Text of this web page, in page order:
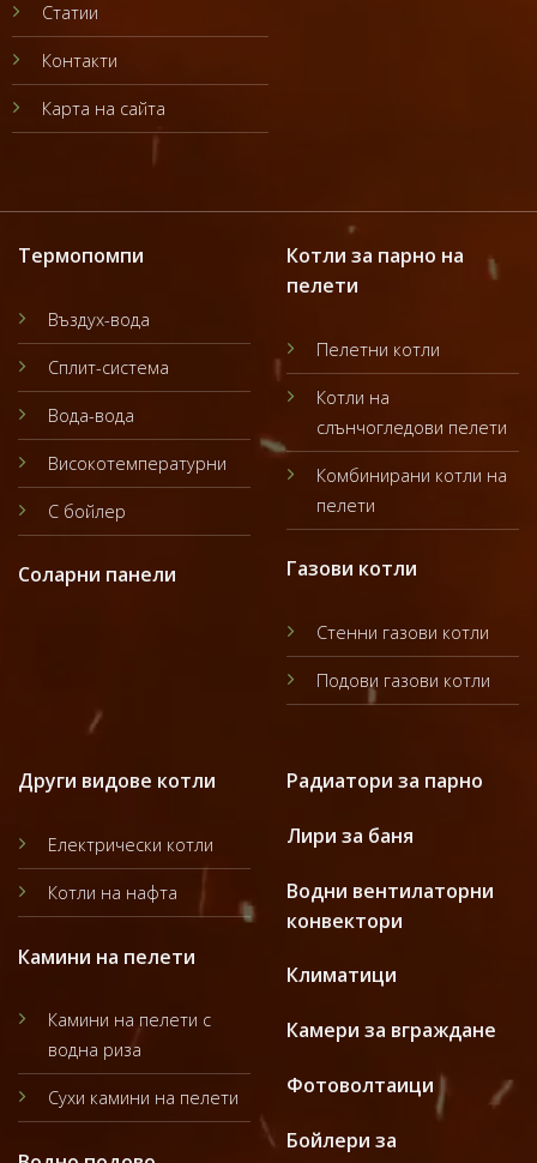
Статии
Контакти
Карта на сайта
Термопомпи
Въздух-вода
Сплит-система
Вода-вода
Високотемпературни
С бойлер
Соларни панели
Котли за парно на
пелети
Пелетни котли
Котли на
слънчогледови пелети
Комбинирани котли на
пелети
Газови котли
Стенни газови котли
Подови газови котли
Други видове котли
Електрически котли
Котли на нафта
Камини на пелети
Камини на пелети с
водна риза
Сухи камини на пелети
Радиатори за парно
Лири за баня
Водни вентилаторни
конвектори
Климатици
Камери за вграждане
Фотоволтаици
Бойлери за